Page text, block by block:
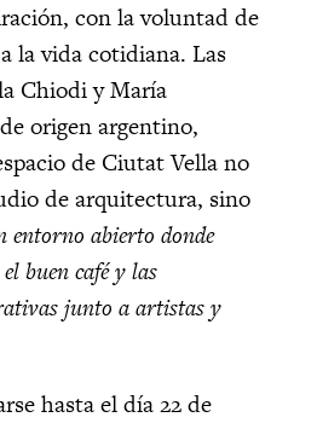
con la voluntad de
la vida cotidiana. Las
Chiodi y María
origen argentino,
de Ciutat Vella no
de arquitectura, sino
entorno abierto donde
buen café y las
junto a artistas y
hasta el día 22 de